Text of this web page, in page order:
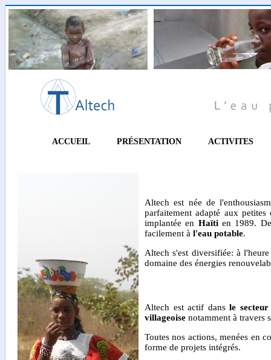
ACCUEIL PRÉSENTATION ACTIVITES
Altech est née de
parfaitement adapté aux
implantée en Haïtien 1989.
facilement à l'eau potable.
Altech s'est diversifiée: à
domaine des énergies
Altech est actif dansle secteur
villageoise notamment à travers
Toutes nos actions, menées en
forme de projets intégrés.